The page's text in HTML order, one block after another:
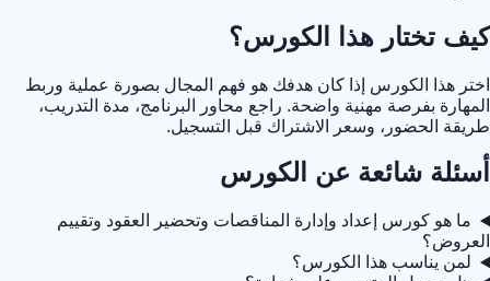
كيف تختار هذا الكورس؟
اختر هذا الكورس إذا كان هدفك هو فهم المجال بصورة عملية وربط
المهارة بفرصة مهنية واضحة. راجع محاور البرنامج، مدة التدريب،
طريقة الحضور، وسعر الاشتراك قبل التسجيل.
أسئلة شائعة عن الكورس
ما هو كورس إعداد وإدارة المناقصات وتحضير العقود وتقييم
العروض؟
لمن يناسب هذا الكورس؟